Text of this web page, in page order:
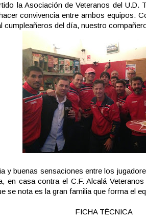
la Asociación de Veteranos del U.D.
convivencia entre ambos equipos.
cumpleañeros del día, nuestro
y buenas sensaciones entre los
en casa contra el C.F. Alcalá
se nota es la gran familia que forma el
FICHA TÉCNICA